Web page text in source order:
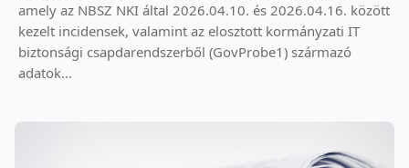
amely az NBSZ NKI által 2026.04.10. és 2026.04.16. között
kezelt incidensek, valamint az elosztott kormányzati IT
biztonsági csapdarendszerből (GovProbe1) származó
adatok...